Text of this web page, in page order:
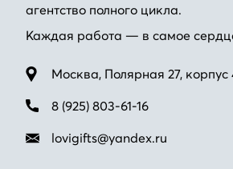
агентство полного цикла.
Каждая работа — в самое
Москва, Полярная 27, корпус
8 (925) 803-61-16
lovigifts@yandex.ru